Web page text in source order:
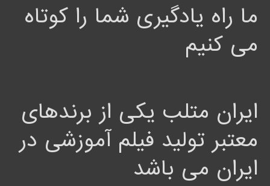
ما راه یادگیری شما را کوتاه
می کنیم
ایران متلب یکی از برندهای
معتبر تولید فیلم آموزشی در
ایران می باشد